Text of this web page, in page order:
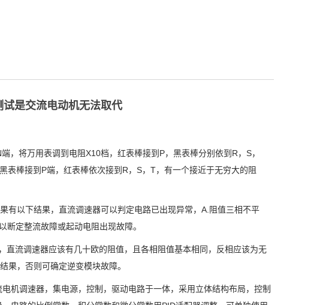
是交流电动机无法取代
将万用表调到电阻X10档，红表棒接到P，黑表棒分别依到R，S，
棒接到P端，红表棒依次接到R，S，T，有一个接近于无穷大的阻
以下结果，直流调速器可以判定电路已出现异常，A.阻值三相不平
定整流故障或起动电阻出现故障。
流调速器应该有几十欧的阻值，且各相阻值基本相同，反相应该为无
果，否则可确定逆变模块故障。
调速器，集电源，控制，驱动电路于一体，采用立体结构布局，控制